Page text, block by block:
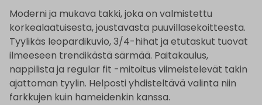
Moderni ja mukava takki, joka on valmistettu
korkealaatuisesta, joustavasta puuvillasekoitteesta.
Tyylikäs leopardikuvio, 3/4-hihat ja etutaskut tuovat
ilmeeseen trendikästä särmää. Paitakaulus,
nappilista ja regular fit -mitoitus viimeistelevät takin
ajattoman tyylin. Helposti yhdisteltävä valinta niin
farkkujen kuin hameidenkin kanssa.